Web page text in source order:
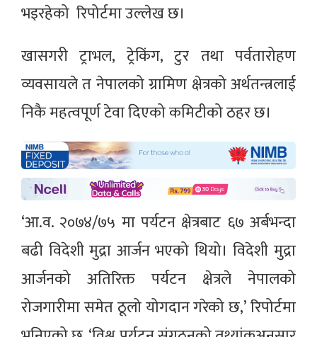
भइरहेको रिपोर्टमा उल्लेख छ।
खासगरी ट्राभल, ट्रेकिंग, टुर तथा पर्वतारोहण
व्यवसायले त नेपालको ग्रामिण क्षेत्रको अर्थतन्त्रलाई
निकै महत्वपूर्ण टेवा दिएको कमिटीको ठहर छ।
‘आ.व. २०७४/७५ मा पर्यटन क्षेत्रबाट ६७ अर्बभन्दा
बढी विदेशी मुद्रा आर्जन भएको थियो। विदेशी मुद्रा
आर्जनको अतिरिक्त पर्यटन क्षेत्रले नेपालको
रोजगारीमा समेत ठूलो योगदान गरेको छ,’ रिपोर्टमा